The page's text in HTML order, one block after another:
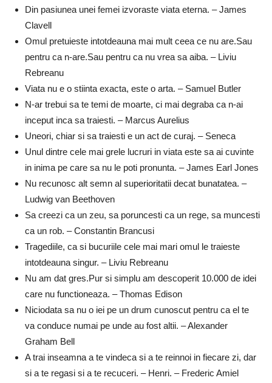
Din pasiunea unei femei izvoraste viata eterna. – James
Clavell
Omul pretuieste intotdeauna mai mult ceea ce nu are.Sau
pentru ca n-are.Sau pentru ca nu vrea sa aiba. – Liviu
Rebreanu
Viata nu e o stiinta exacta, este o arta. – Samuel Butler
N-ar trebui sa te temi de moarte, ci mai degraba ca n-ai
inceput inca sa traiesti. – Marcus Aurelius
Uneori, chiar si sa traiesti e un act de curaj. – Seneca
Unul dintre cele mai grele lucruri in viata este sa ai cuvinte
in inima pe care sa nu le poti pronunta. – James Earl Jones
Nu recunosc alt semn al superioritatii decat bunatatea. –
Ludwig van Beethoven
Sa creezi ca un zeu, sa poruncesti ca un rege, sa muncesti
ca un rob. – Constantin Brancusi
Tragediile, ca si bucuriile cele mai mari omul le traieste
intotdeauna singur. – Liviu Rebreanu
Nu am dat gres.Pur si simplu am descoperit 10.000 de idei
care nu functioneaza. – Thomas Edison
Niciodata sa nu o iei pe un drum cunoscut pentru ca el te
va conduce numai pe unde au fost altii. – Alexander
Graham Bell
A trai inseamna a te vindeca si a te reinnoi in fiecare zi, dar
si a te regasi si a te recuceri. – Henri. – Frederic Amiel